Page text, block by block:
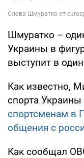
Шмуратко –
Украины в
выступит в
Как известно,
спорта Украины
спортсменам в
общения с
Как сообщал